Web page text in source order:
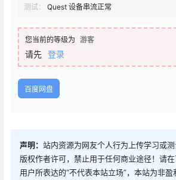
测试：
Quest 设备串流正常
您当前的等级为 游客
请先 登录
百度网盘
声明： 站内资源为网友个人行为上传学习或
版权作者许可，禁止用于任何商业途径！请在
用户所表达的“不代表本站立场”，本站为非